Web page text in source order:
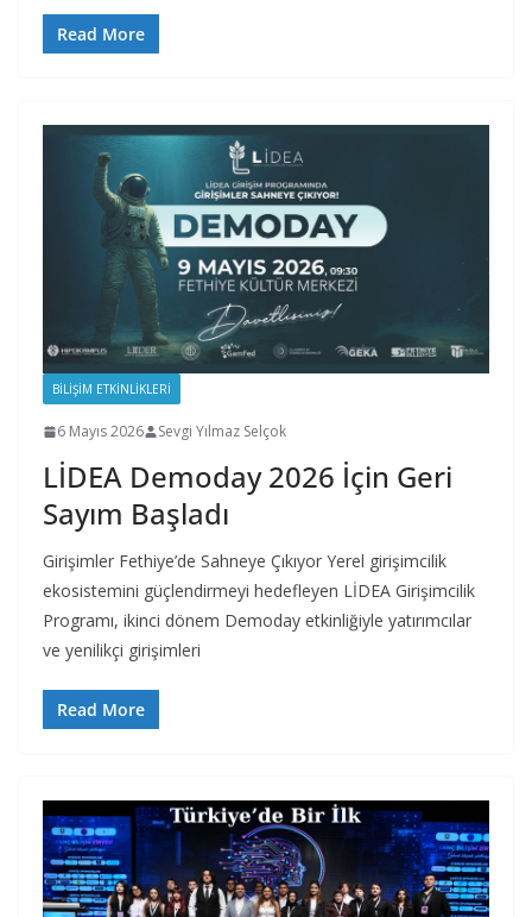
Read More
BILIŞIM ETKINLIKLERI
6 Mayıs 2026 Sevgi Yılmaz Selçok
LİDEA Demoday 2026 İçin Geri
Sayım Başladı
Girişimler Fethiye’de Sahneye Çıkıyor Yerel girişimcilik
ekosistemini güçlendirmeyi hedefleyen LİDEA Girişimcilik
Programı, ikinci dönem Demoday etkinliğiyle yatırımcılar
ve yenilikçi girişimleri
Read More